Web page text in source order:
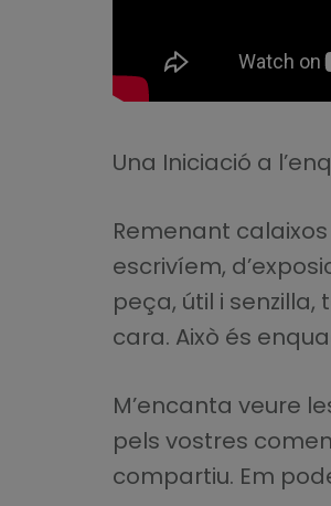
Una Iniciació a
Remenant
escrivíem,
peça, útil i
cara. Això és
M’encanta veure
pels vostres
compartiu. Em